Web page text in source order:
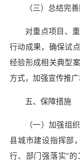
（三）总结完
对重点项目、
行动成果，确保试
经验形成相关典型
方式，加强宣传推广
五、保障措施
（一）加强组
县城市建设指挥部
行、部门强落实”